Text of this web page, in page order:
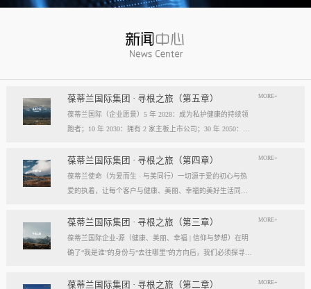
葆蒂兰国际集团 · 寻根之旅（第五章）
葆蒂兰国际（企业愿景）5 年 2028：成为私护健康的持续领
跑者；10 年 2030：拥有 2 家主板上市公司；30 年 2050：成
葆蒂兰国际立志成为健康产业中一个响亮的中国品牌。我们
以“为爱而生，与美同行”为使命，绘制出一幅清晰而雄心勃
勃的发展蓝图，旨在以坚实的步伐，从专业的深度走向事业
028 | 5年愿景）成为“私护健康领域的持续领跑者”· 定位： 我
MORE+
葆蒂兰国际集团 · 寻根之旅（第四章）
葆蒂兰使命（为爱而生 · 与美同行）一切源于爱的初心与热
爱的执着，让每个客户与健康、美丽、幸福的美好生活同
双翼“爱的初心”与“热爱的执着”，共同构成了葆蒂兰的精神内
核与力量源泉，二者如同呼吸，一呼一吸，生生不息。爱的
初心，是我们的根脉与方向。它是最初那份纯粹的善意、利
MORE+
葆蒂兰国际集团 · 寻根之旅（第三章）
葆蒂兰国际企业-源（健康、美丽、幸福 | 信仰与梦想）在明
确了“我是谁”的身份与“去往哪里”的方向后，我们必须探寻滋
格局与能量。它，就是葆蒂兰的“源”——我们一切思想与行
MORE+
葆蒂兰国际集团 · 寻根之旅（第二章） MORE+